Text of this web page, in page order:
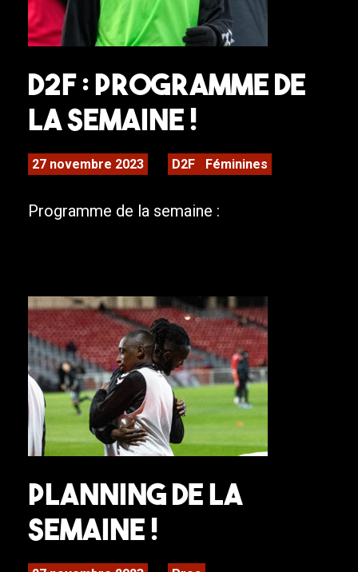
D2F : PROGRAMME DE
LA SEMAINE !
27 novembre 2023 D2F Féminines
Programme de la semaine :
Planning de la
semaine !